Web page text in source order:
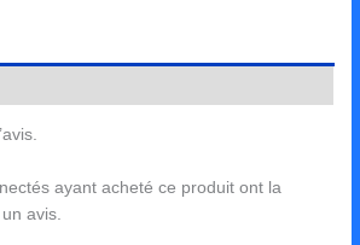
ayant acheté ce produit ont la
avis.